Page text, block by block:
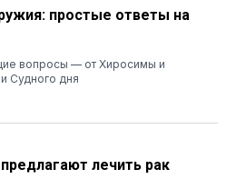
простые ответы на
вопросы — от Хиросимы и
Судного дня
лечить рак